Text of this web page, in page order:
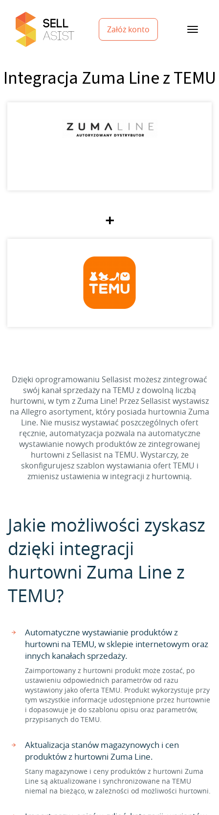
Załóż konto
Integracja Zuma Line z TEMU
+
Dzięki oprogramowaniu Sellasist możesz zintegrować
swój kanał sprzedaży na TEMU z dowolną liczbą
hurtowni, w tym z Zuma Line! Przez Sellasist wystawisz
na Allegro asortyment, który posiada hurtownia Zuma
Line. Nie musisz wystawiać poszczególnych ofert
ręcznie, automatyzacja pozwala na automatyczne
wystawianie nowych produktów ze zintegrowanej
hurtowni z Sellasist na TEMU. Wystarczy, że
skonfigurujesz szablon wystawiania ofert TEMU i
zmienisz ustawienia w integracji z hurtownią.
Jakie możliwości zyskasz
dzięki integracji
hurtowni Zuma Line z
TEMU?
Automatyczne wystawianie produktów z
hurtowni na TEMU, w sklepie internetowym oraz
innych kanałach sprzedaży.
Zaimportowany z hurtowni produkt może zostać, po
ustawieniu odpowiednich parametrów od razu
wystawiony jako oferta TEMU. Produkt wykorzystuje przy
tym wszystkie informacje udostępnione przez hurtownie
i dopasowuje je do szablonu opisu oraz parametrów,
przypisanych do TEMU.
Aktualizacja stanów magazynowych i cen
produktów z hurtowni Zuma Line.
Stany magazynowe i ceny produktów z hurtowni Zuma
Line są aktualizowane i synchronizowane na TEMU
niemal na bieżąco, w zależności od możliwości hurtowni.